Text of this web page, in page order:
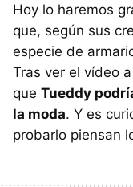
Hoy lo haremos
que, según sus
especie de
Tras ver el vídeo
que Tueddy
la moda. Y es
probarlo piensan